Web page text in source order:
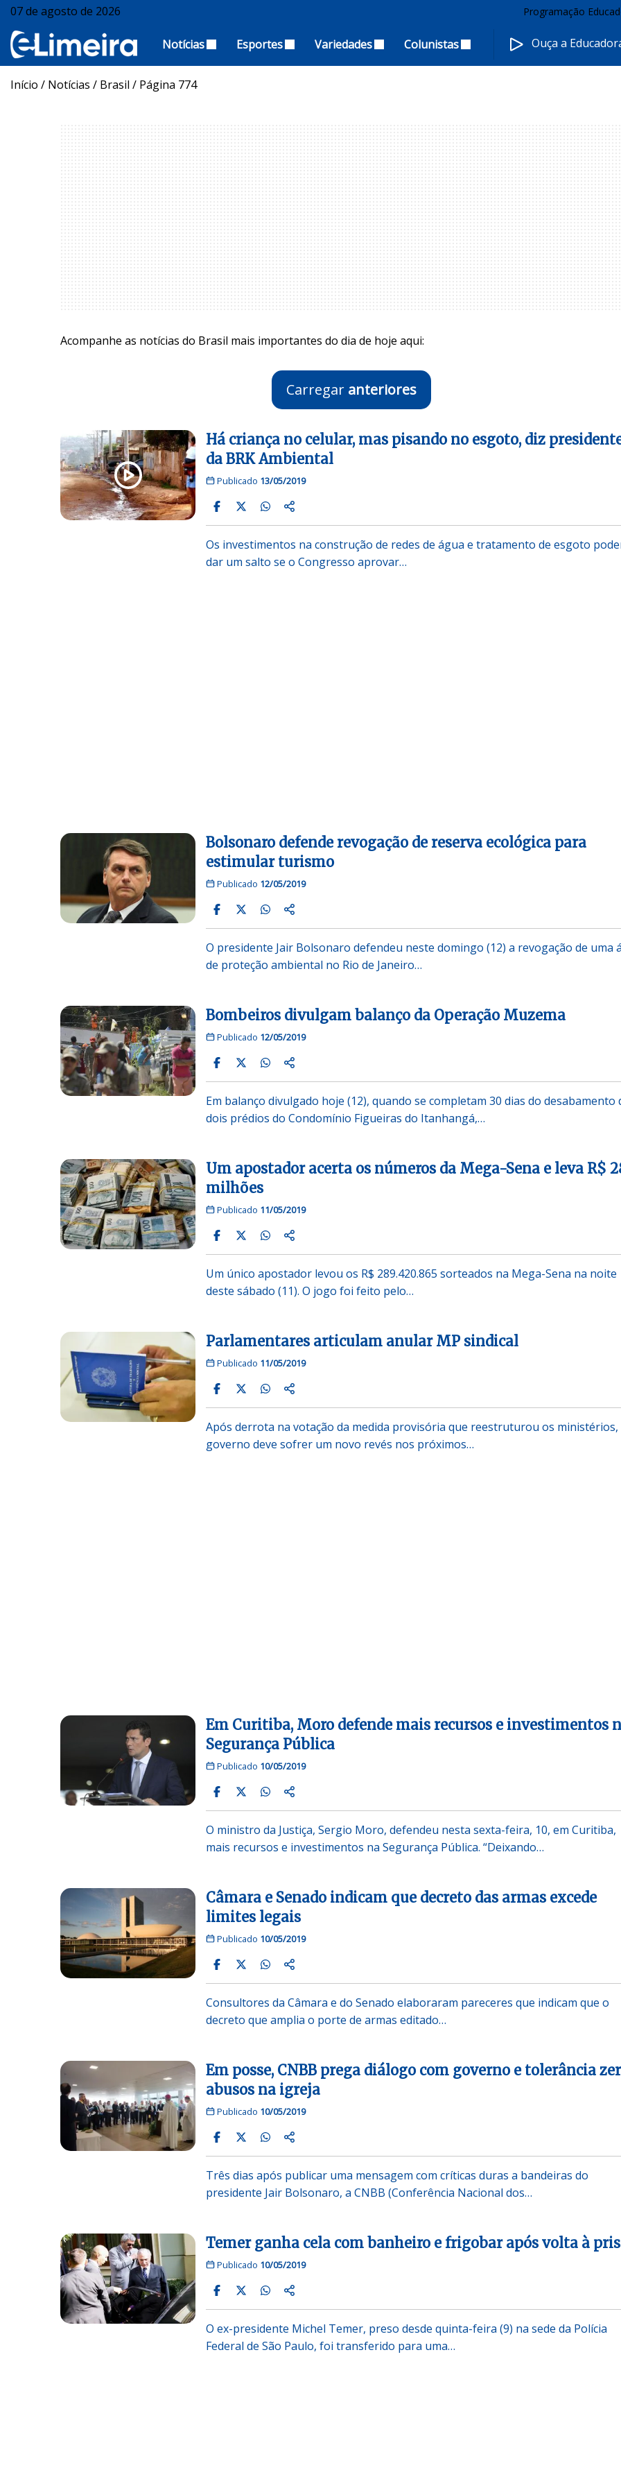
07 de agosto de 2026 Programação
Notícias Esportes Variedades Colunistas Ouça a
Início / Notícias / Brasil / Página 774
Acompanhe as notícias do Brasil mais importantes do dia de hoje aqui:
Carregar anteriores
Há criança no celular, mas pisando no esgoto, diz
da BRK Ambiental
Publicado 13/05/2019
Os investimentos na construção de redes de água e tratamento de esgoto
dar um salto se o Congresso aprovar…
Bolsonaro defende revogação de reserva ecológica para
estimular turismo
Publicado 12/05/2019
O presidente Jair Bolsonaro defendeu neste domingo (12) a revogação de uma
de proteção ambiental no Rio de Janeiro…
Bombeiros divulgam balanço da Operação Muzema
Publicado 12/05/2019
Em balanço divulgado hoje (12), quando se completam 30 dias do desabamento
dois prédios do Condomínio Figueiras do Itanhangá,…
Um apostador acerta os números da Mega-Sena e leva R$
milhões
Publicado 11/05/2019
Um único apostador levou os R$ 289.420.865 sorteados na Mega-Sena na noite
deste sábado (11). O jogo foi feito pelo…
Parlamentares articulam anular MP sindical
Publicado 11/05/2019
Após derrota na votação da medida provisória que reestruturou os ministérios,
governo deve sofrer um novo revés nos próximos…
Em Curitiba, Moro defende mais recursos e investimentos
Segurança Pública
Publicado 10/05/2019
O ministro da Justiça, Sergio Moro, defendeu nesta sexta-feira, 10, em Curitiba,
mais recursos e investimentos na Segurança Pública. “Deixando…
Câmara e Senado indicam que decreto das armas excede
limites legais
Publicado 10/05/2019
Consultores da Câmara e do Senado elaboraram pareceres que indicam que o
decreto que amplia o porte de armas editado…
Em posse, CNBB prega diálogo com governo e tolerância
abusos na igreja
Publicado 10/05/2019
Três dias após publicar uma mensagem com críticas duras a bandeiras do
presidente Jair Bolsonaro, a CNBB (Conferência Nacional dos…
Temer ganha cela com banheiro e frigobar após volta à
Publicado 10/05/2019
O ex-presidente Michel Temer, preso desde quinta-feira (9) na sede da Polícia
Federal de São Paulo, foi transferido para uma…